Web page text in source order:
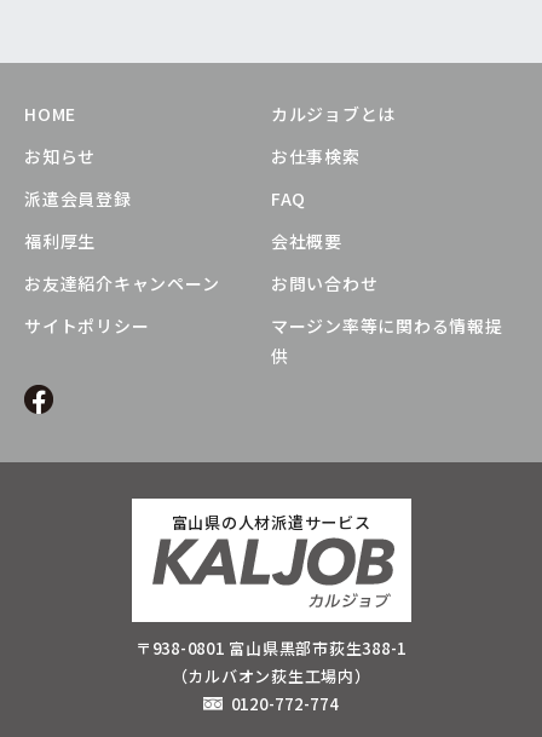
HOME
カルジョブとは
お知らせ
お仕事検索
派遣会員登録
FAQ
福利厚生
会社概要
お友達紹介キャンペーン
お問い合わせ
サイトポリシー
マージン率等に関わる情報提
供
富山県の人材派遣サービス
〒938-0801 富山県黒部市荻生388-1
（カルバオン荻生工場内）
0120-772-774